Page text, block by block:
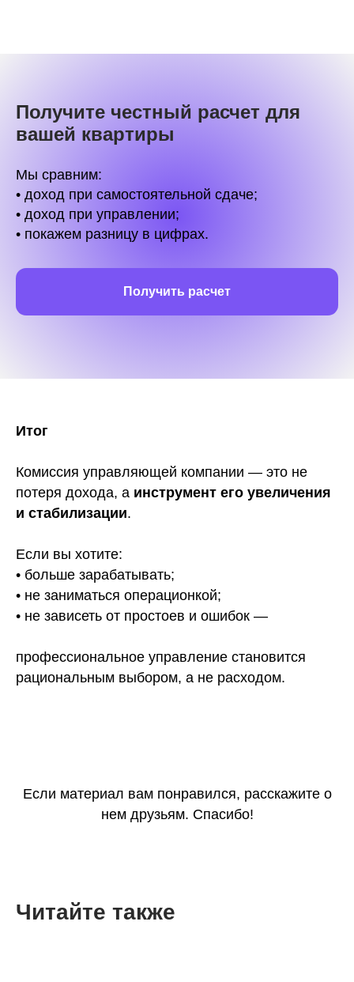
Получите честный расчет для
вашей квартиры
Мы сравним:
• доход при самостоятельной сдаче;
• доход при управлении;
• покажем разницу в цифрах.
Получить расчет
Итог
Комиссия управляющей компании — это не
потеря дохода, а инструмент его увеличения
и стабилизации.
Если вы хотите:
• больше зарабатывать;
• не заниматься операционкой;
• не зависеть от простоев и ошибок —
профессиональное управление становится
рациональным выбором, а не расходом.
Если материал вам понравился, расскажите о
нем друзьям. Спасибо!
Читайте также